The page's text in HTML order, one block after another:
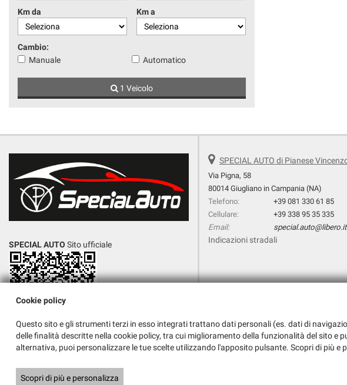
Km da Km a
Cambio:
Manuale
Automatico
1 Veicolo
Telecamera per
SPECIAL AUTO Sito ufficiale
GIUGLIANO, auto usate Napoli , auto km 0 ,
SPECIAL AUTO di Pianese
Via Pigna, 58
80014 Giugliano in Campania (NA)
Telefono:
+39 081 330 61 85
Cellulare:
+39 338 95 35 335
Email:
special.auto@libero.it
Indicazioni stradali
Copyright © 2026 GestionaleAuto.com S.r.l., Tutti i diritti riservati -
Cookie policy
Questo sito e gli strumenti terzi in esso integrati trattano dati personali (es. dati di
delle finalità descritte nella cookie policy, tra cui miglioramento della funzionalità del sito
alternativa, puoi personalizzare le tue scelte utilizzando l'apposito pulsante. Scopri di più e
Scopri di più e personalizza